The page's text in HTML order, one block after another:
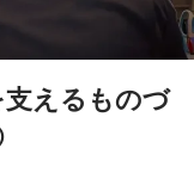
えるものづ